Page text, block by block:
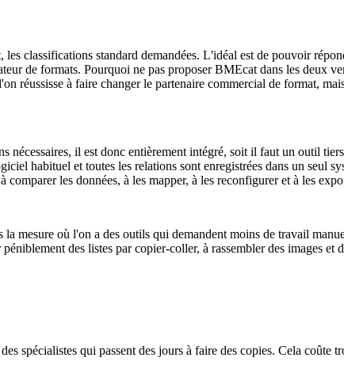
classifications standard demandées. L'idéal est de pouvoir
de formats. Pourquoi ne pas proposer BMEcat dans les deux
réussisse à faire changer le partenaire commercial de format,
il est donc entièrement intégré, soit il faut un outil
habituel et toutes les relations sont enregistrées dans un seul
les données, à les mapper, à les reconfigurer et à les
mesure où l'on a des outils qui demandent moins de travail
des listes par copier-coller, à rassembler des images et
spécialistes qui passent des jours à faire des copies. Cela coûte